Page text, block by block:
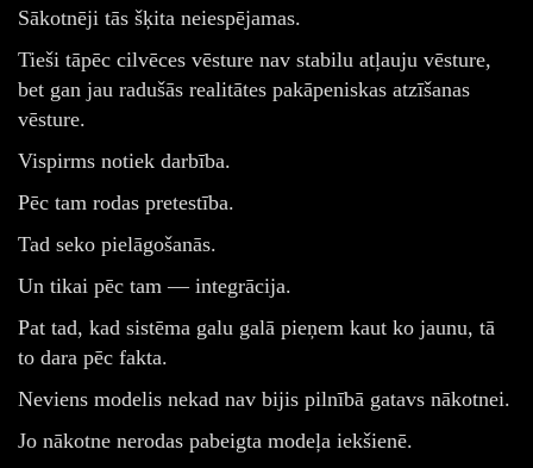
Sākotnēji tās šķita neiespējamas.
Tieši tāpēc cilvēces vēsture nav stabilu atļauju vēsture,
bet gan jau radušās realitātes pakāpeniskas atzīšanas
vēsture.
Vispirms notiek darbība.
Pēc tam rodas pretestība.
Tad seko pielāgošanās.
Un tikai pēc tam — integrācija.
Pat tad, kad sistēma galu galā pieņem kaut ko jaunu, tā
to dara pēc fakta.
Neviens modelis nekad nav bijis pilnībā gatavs nākotnei.
Jo nākotne nerodas pabeigta modeļa iekšienē.